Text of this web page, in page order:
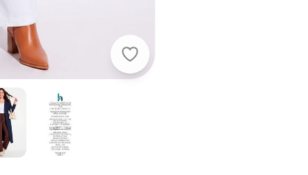
Quintess - Sobretudo Jeans